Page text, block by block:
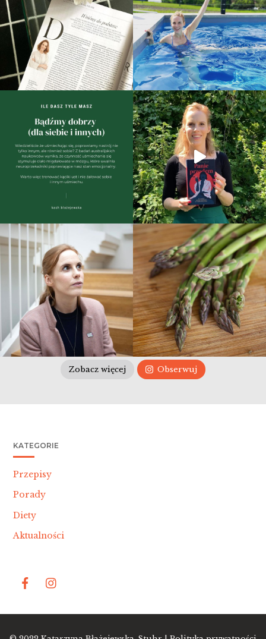
Zobacz więcej Obserwuj
KATEGORIE
Przepisy
Porady
Diety
Aktualności